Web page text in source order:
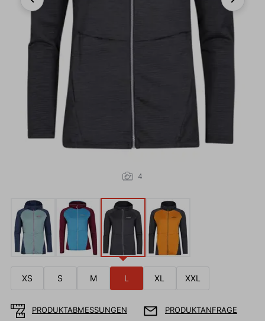
Next
4
XS S M L XL XXL
PRODUKTABMESSUNGEN PRODUKTANFRAGE